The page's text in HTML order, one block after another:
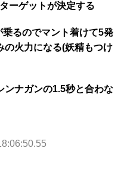
ーゲットが決定する
るのでマント着けて5発
の火力になる(妖精もつけ
ンナガンの1.5秒と合わな